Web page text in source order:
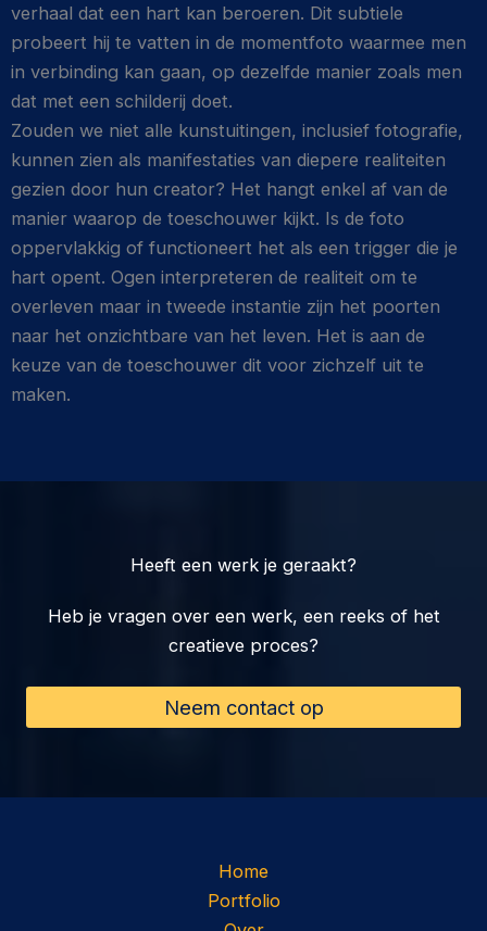
verhaal dat een hart kan beroeren. Dit subtiele
probeert hij te vatten in de momentfoto waarmee men
in verbinding kan gaan, op dezelfde manier zoals men
dat met een schilderij doet.
Zouden we niet alle kunstuitingen, inclusief fotografie,
kunnen zien als manifestaties van diepere realiteiten
gezien door hun creator? Het hangt enkel af van de
manier waarop de toeschouwer kijkt. Is de foto
oppervlakkig of functioneert het als een trigger die je
hart opent. Ogen interpreteren de realiteit om te
overleven maar in tweede instantie zijn het poorten
naar het onzichtbare van het leven. Het is aan de
keuze van de toeschouwer dit voor zichzelf uit te
maken.
Heeft een werk je geraakt?
Heb je vragen over een werk, een reeks of het
creatieve proces?
Neem contact op
Home
Portfolio